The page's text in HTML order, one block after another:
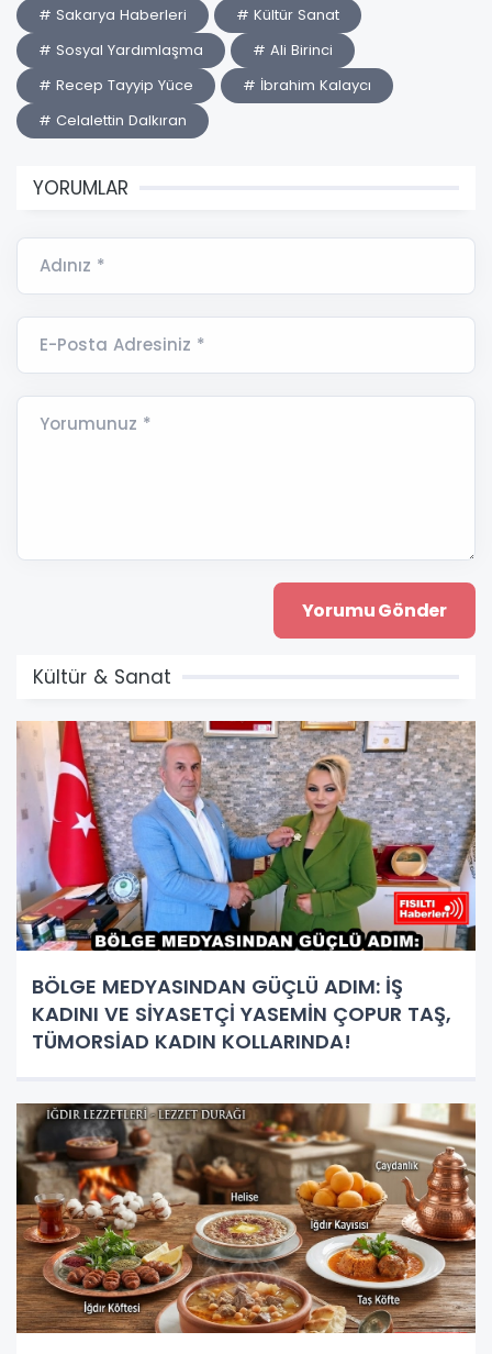
# Sakarya Haberleri
# Kültür Sanat
# Sosyal Yardımlaşma
# Ali Birinci
# Recep Tayyip Yüce
# İbrahim Kalaycı
# Celalettin Dalkıran
YORUMLAR
Adınız *
E-Posta Adresiniz *
Yorumunuz *
Kültür & Sanat
BÖLGE MEDYASINDAN GÜÇLÜ ADIM: İŞ
KADINI VE SİYASETÇİ YASEMİN ÇOPUR TAŞ,
TÜMORSİAD KADIN KOLLARINDA!